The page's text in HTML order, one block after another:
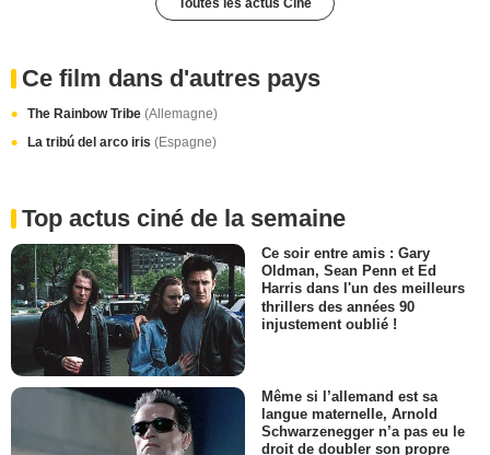
Toutes les actus Ciné
Ce film dans d'autres pays
The Rainbow Tribe (Allemagne)
La tribú del arco iris (Espagne)
Top actus ciné de la semaine
Ce soir entre amis : Gary
Oldman, Sean Penn et Ed
Harris dans l'un des meilleurs
thrillers des années 90
injustement oublié !
Même si l’allemand est sa
langue maternelle, Arnold
Schwarzenegger n’a pas eu le
droit de doubler son propre